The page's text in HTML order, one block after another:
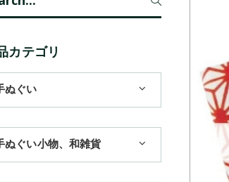
カテゴリ
ぬぐい
円まで
ぬぐい小物、和雑貨